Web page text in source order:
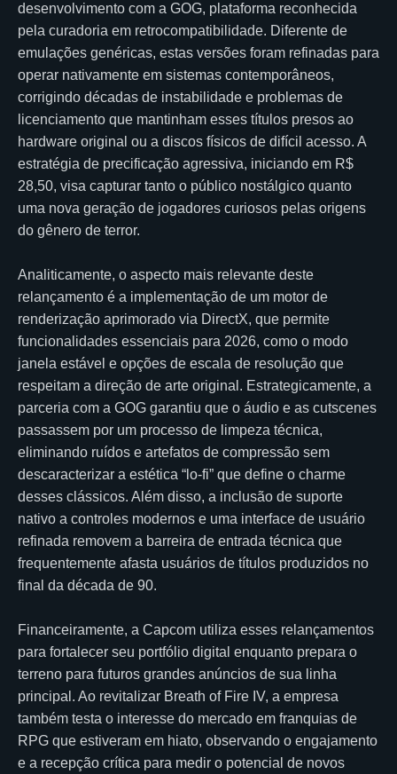
desenvolvimento com a GOG, plataforma reconhecida
pela curadoria em retrocompatibilidade. Diferente de
emulações genéricas, estas versões foram refinadas para
operar nativamente em sistemas contemporâneos,
corrigindo décadas de instabilidade e problemas de
licenciamento que mantinham esses títulos presos ao
hardware original ou a discos físicos de difícil acesso. A
estratégia de precificação agressiva, iniciando em R$
28,50, visa capturar tanto o público nostálgico quanto
uma nova geração de jogadores curiosos pelas origens
do gênero de terror.
Analiticamente, o aspecto mais relevante deste
relançamento é a implementação de um motor de
renderização aprimorado via DirectX, que permite
funcionalidades essenciais para 2026, como o modo
janela estável e opções de escala de resolução que
respeitam a direção de arte original. Estrategicamente, a
parceria com a GOG garantiu que o áudio e as cutscenes
passassem por um processo de limpeza técnica,
eliminando ruídos e artefatos de compressão sem
descaracterizar a estética “lo-fi” que define o charme
desses clássicos. Além disso, a inclusão de suporte
nativo a controles modernos e uma interface de usuário
refinada removem a barreira de entrada técnica que
frequentemente afasta usuários de títulos produzidos no
final da década de 90.
Financeiramente, a Capcom utiliza esses relançamentos
para fortalecer seu portfólio digital enquanto prepara o
terreno para futuros grandes anúncios de sua linha
principal. Ao revitalizar Breath of Fire IV, a empresa
também testa o interesse do mercado em franquias de
RPG que estiveram em hiato, observando o engajamento
e a recepção crítica para medir o potencial de novos